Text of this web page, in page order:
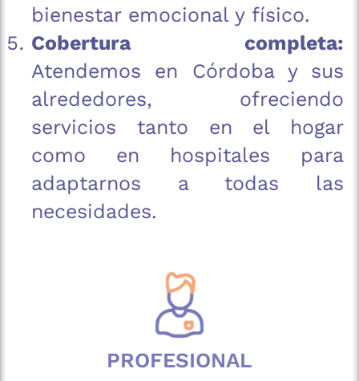
bienestar emocional y físico.
Cobertura completa:
Atendemos en Córdoba y sus
alrededores, ofreciendo
servicios tanto en el hogar
como en hospitales para
adaptarnos a todas las
necesidades.
PROFESIONAL